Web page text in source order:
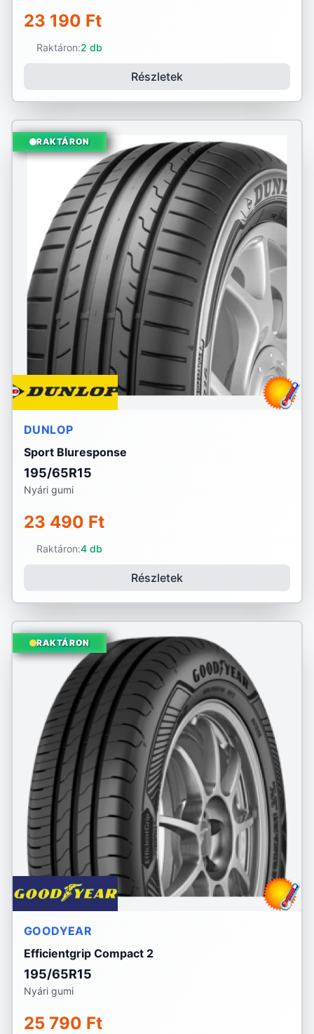
23 190 Ft
Raktáron:2 db
Részletek
RAKTÁRON
DUNLOP
Sport Bluresponse
195/65R15
Nyári gumi
23 490 Ft
Raktáron:4 db
Részletek
RAKTÁRON
GOODYEAR
Efficientgrip Compact 2
195/65R15
Nyári gumi
25 790 Ft